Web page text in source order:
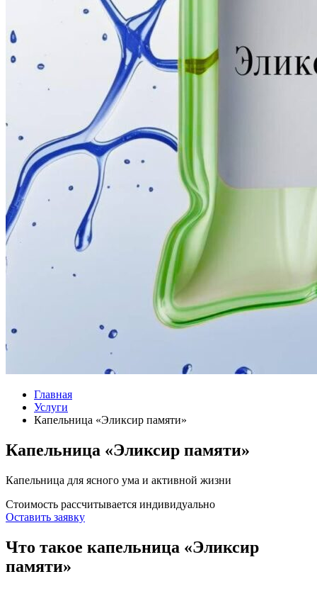
Главная
Услуги
Капельница «Эликсир памяти»
Капельница «Эликсир памяти»
Капельница для ясного ума и активной жизни
Стоимость рассчитывается индивидуально
Оставить заявку
Что такое капельница «Эликсир
памяти»